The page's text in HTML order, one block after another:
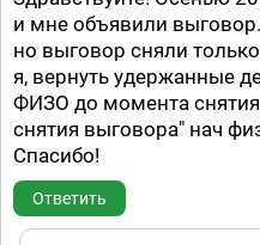
и мне объявили
но выговор сняли
я, вернуть удержанные
ФИЗО до момента
снятия выговора" нач
Спасибо!
Ответить